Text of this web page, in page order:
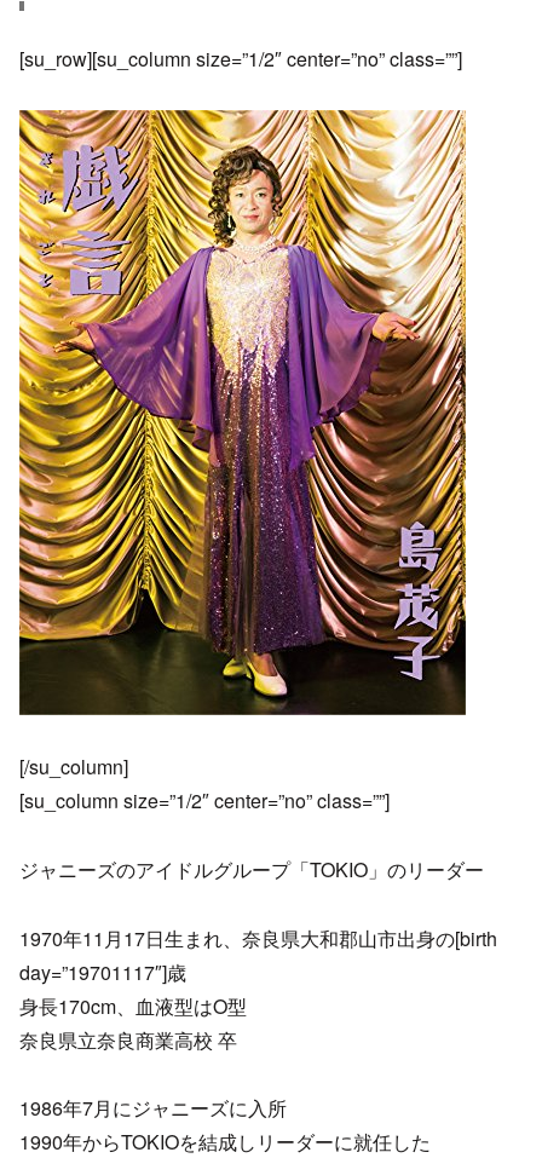
[su_row][su_column size=”1/2″ center=”no” class=””]
[/su_column]
[su_column size=”1/2″ center=”no” class=””]
ジャニーズのアイドルグループ「TOKIO」のリーダー
1970年11月17日生まれ、奈良県大和郡山市出身の[birth
day=”19701117″]歳
身長170cm、血液型はO型
奈良県立奈良商業高校 卒
1986年7月にジャニーズに入所
1990年からTOKIOを結成しリーダーに就任した